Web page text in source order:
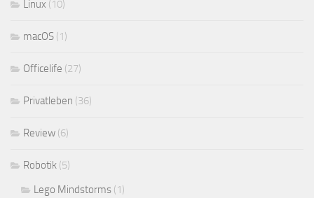
Linux (10)
macOS (1)
Officelife (27)
Privatleben (36)
Review (6)
Robotik (5)
Lego Mindstorms (1)